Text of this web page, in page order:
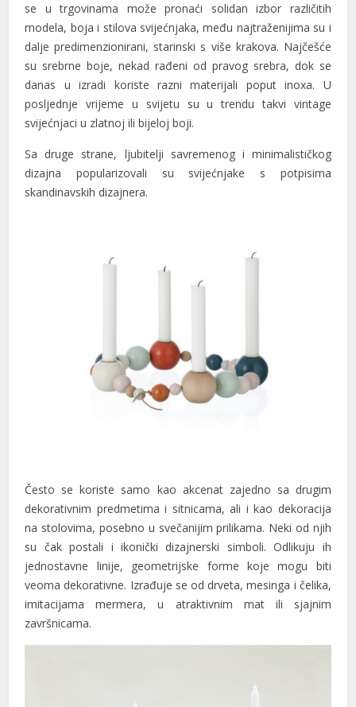
se u trgovinama može pronaći solidan izbor različitih
modela, boja i stilova svijećnjaka, među najtraženijima su i
dalje predimenzionirani, starinski s više krakova. Najčešće
su srebrne boje, nekad rađeni od pravog srebra, dok se
danas u izradi koriste razni materijali poput inoxa. U
posljednje vrijeme u svijetu su u trendu takvi vintage
svijećnjaci u zlatnoj ili bijeloj boji.
Sa druge strane, ljubitelji savremenog i minimalističkog
dizajna popularizovali su svijećnjake s potpisima
skandinavskih dizajnera.
Često se koriste samo kao akcenat zajedno sa drugim
dekorativnim predmetima i sitnicama, ali i kao dekoracija
na stolovima, posebno u svečanijim prilikama. Neki od njih
su čak postali i ikonički dizajnerski simboli. Odlikuju ih
jednostavne linije, geometrijske forme koje mogu biti
veoma dekorativne. Izrađuje se od drveta, mesinga i čelika,
imitacijama mermera, u atraktivnim mat ili sjajnim
završnicama.